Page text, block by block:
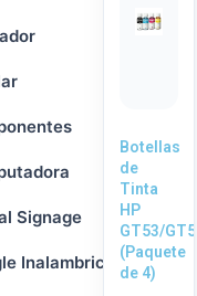
Signage
Inalambrico
Botellas
de
Tinta
HP
GT53/GT52
(Paquete
de 4)